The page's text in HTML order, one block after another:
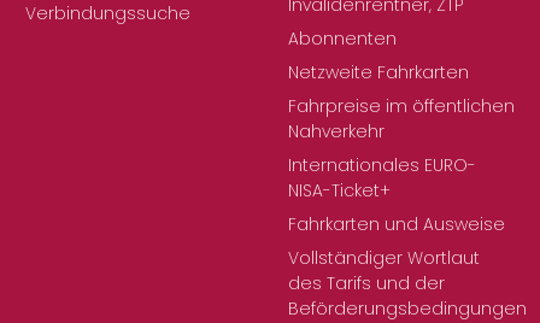
Verbindungssuche
Invalidenrentner, ZTP
Abonnenten
Netzweite Fahrkarten
Fahrpreise im öffentlichen
Nahverkehr
Internationales EURO-
NISA-Ticket+
Fahrkarten und Ausweise
Vollständiger Wortlaut
des Tarifs und der
Beförderungsbedingungen